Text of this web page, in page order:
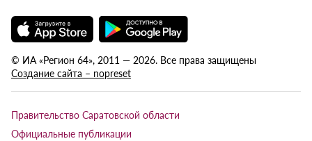
© ИА «Регион 64», 2011 — 2026. Все права защищены
Создание сайта – nopreset
Правительство Саратовской области
Официальные публикации